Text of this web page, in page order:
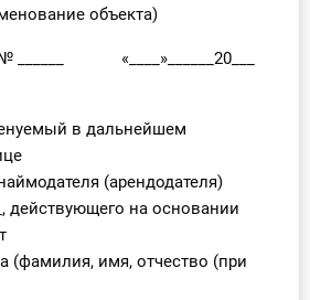
объекта)
«____»______20___
в дальнейшем
(арендодателя)
действующего на основании
(фамилия, имя, отчество (при